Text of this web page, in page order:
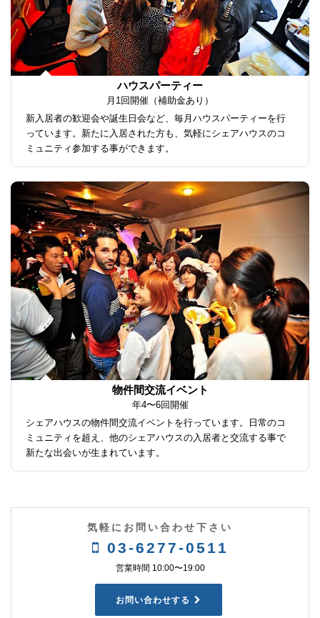
ハウスパーティー
月1回開催（補助金あり）
新入居者の歓迎会や誕生日会など、毎月ハウスパーティーを行
っています。新たに入居された方も、気軽にシェアハウスのコ
ミュニティ参加する事ができます。
物件間交流イベント
年4〜6回開催
シェアハウスの物件間交流イベントを行っています。日常のコ
ミュニティを超え、他のシェアハウスの入居者と交流する事で
新たな出会いが生まれています。
気軽にお問い合わせ下さい
03-6277-0511
営業時間 10:00〜19:00
お問い合わせする